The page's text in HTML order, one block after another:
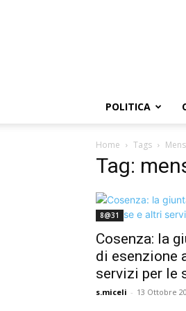
POLITICA
Home Tags
Tag:
8@31
Cosenza: la
di esenzione
servizi per le
s.miceli - 13 Ottobre